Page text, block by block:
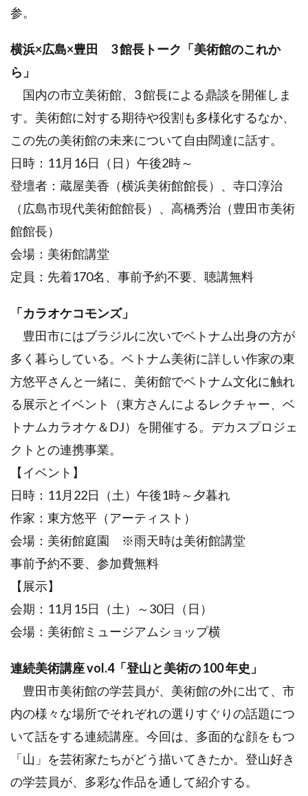
参。
横浜×広島×豊田 3 館長トーク「美術館のこれか
ら」
国内の市立美術館、3 館長による鼎談を開催しま
す。美術館に対する期待や役割も多様化するなか、
この先の美術館の未来について自由闊達に話す。
日時：11月16日（日）午後2時～
登壇者：蔵屋美香（横浜美術館館長）、寺口淳治
（広島市現代美術館館長）、高橋秀治（豊田市美術
館館長）
会場：美術館講堂
定員：先着170名、事前予約不要、聴講無料
「カラオケコモンズ」
豊田市にはブラジルに次いでベトナム出身の方が
多く暮らしている。ベトナム美術に詳しい作家の東
方悠平さんと一緒に、美術館でベトナム文化に触れ
る展示とイベント（東方さんによるレクチャー、ベ
トナムカラオケ＆DJ）を開催する。デカスプロジェ
クトとの連携事業。
【イベント】
日時：11月22日（土）午後1時～夕暮れ
作家：東方悠平（アーティスト）
会場：美術館庭園 ※雨天時は美術館講堂
事前予約不要、参加費無料
【展示】
会期：11月15日（土）～30日（日）
会場：美術館ミュージアムショップ横
連続美術講座 vol.4「登山と美術の 100 年史」
豊田市美術館の学芸員が、美術館の外に出て、市
内の様々な場所でそれぞれの選りすぐりの話題につ
いて話をする連続講座。今回は、多面的な顔をもつ
「山」を芸術家たちがどう描いてきたか。登山好き
の学芸員が、多彩な作品を通して紹介する。